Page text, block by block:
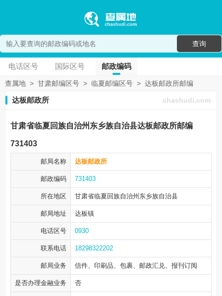
查询
电话区号 国际区号 邮政编码
查属地 > 甘肃邮编区号 > 临夏邮编区号 > 达板邮政所邮编
达板邮政所 chashudi.com
甘肃省临夏回族自治州东乡族自治县达板邮政所邮编
731403
邮局名称 达板邮政所
邮政编码 731403
所在地区 甘肃省临夏回族自治州 东乡族自治县
邮局地址 达板镇
电话区号 0930
联系电话 18298322202
邮局业务 信件、印刷品、包裹、邮政汇兑、报刊订阅
是否办理金融业务 否